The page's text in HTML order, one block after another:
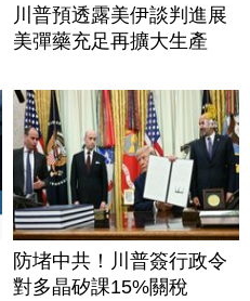
川普預透露美伊談判進展
美彈藥充足再擴大生產
防堵中共！川普簽行政令
對多晶矽課15%關稅